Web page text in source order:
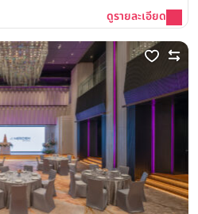
ดูรายละเอียด